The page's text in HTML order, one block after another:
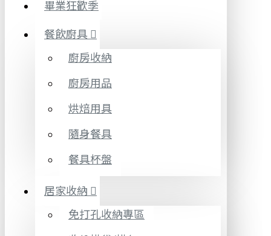
畢業狂歡季
餐飲廚具
廚房收納
廚房用品
烘焙用具
隨身餐具
餐具杯盤
居家收納
免打孔收納專區